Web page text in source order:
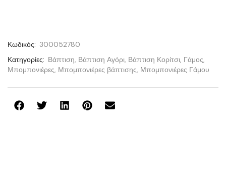
Κωδικός: 300052780
Κατηγορίες: Βάπτιση, Βάπτιση Αγόρι, Βάπτιση Κορίτσι, Γάμος,
Μπομπονιέρες, Μπομπονιέρες βάπτισης, Μπομπονιέρες Γάμου